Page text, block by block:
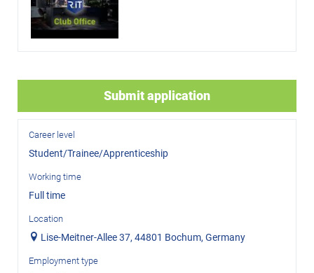
Submit application
Career level
Student/Trainee/Apprenticeship
Working time
Full time
Location
Lise-Meitner-Allee 37, 44801 Bochum, Germany
Employment type